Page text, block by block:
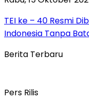
TEI ke – 40 Resmi
Indonesia Tanpa
Berita Terbaru
Pers Rilis